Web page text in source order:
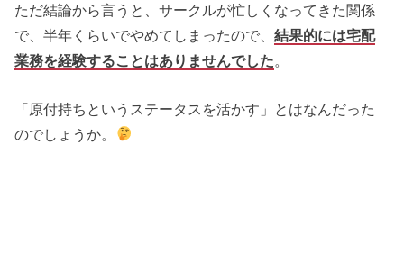
ただ結論から言うと、サークルが忙しくなってきた関係
で、半年くらいでやめてしまったので、結果的には宅配
業務を経験することはありませんでした。
「原付持ちというステータスを活かす」とはなんだった
のでしょうか。